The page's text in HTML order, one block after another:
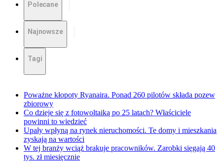
Polecane
Najnowsze
Tagi
Poważne kłopoty Ryanaira. Ponad 260 pilotów składa pozew
zbiorowy
Co dzieje się z fotowoltaiką po 25 latach? Właściciele
powinni to wiedzieć
Upały wpłyną na rynek nieruchomości. Te domy i mieszkania
zyskają na wartości
W tej branży wciąż brakuje pracowników. Zarobki sięgają 40
tys. zł miesięcznie